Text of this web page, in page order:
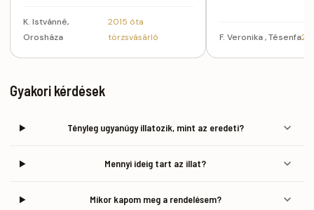
K. Istvánné,
Orosháza
2015 óta
törzsvásárló
F. Veronika , Tésenfa
Gyakori kérdések
Tényleg ugyanúgy illatozik, mint az eredeti?
Mennyi ideig tart az illat?
Mikor kapom meg a rendelésem?